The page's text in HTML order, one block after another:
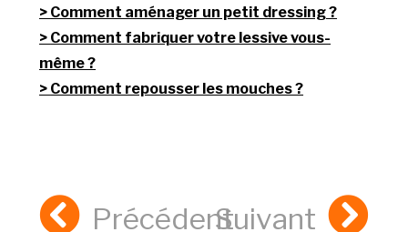
Comment aménager un petit dressing ?
Comment fabriquer votre lessive vous-
même ?
Comment repousser les mouches ?
PrécédentSuivant